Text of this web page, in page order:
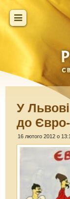
У
до
16 лютого 2012 о